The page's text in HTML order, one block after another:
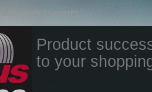
LIVRÉS ET MONTÉS
Product
to your